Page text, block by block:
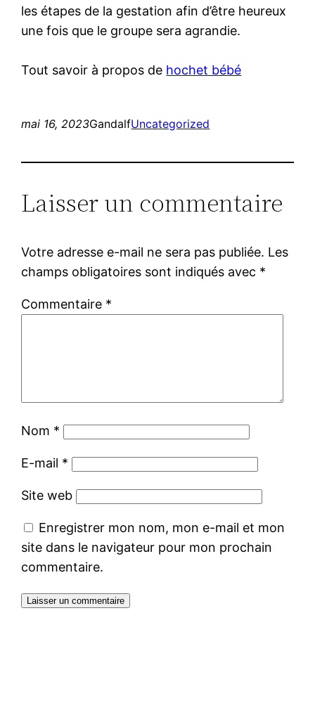
les étapes de la gestation afin d’être heureux
une fois que le groupe sera agrandie.
Tout savoir à propos de hochet bébé
mai 16, 2023GandalfUncategorized
Laisser un commentaire
Votre adresse e-mail ne sera pas publiée. Les
champs obligatoires sont indiqués avec *
Commentaire *
Nom *
E-mail *
Site web
Enregistrer mon nom, mon e-mail et mon
site dans le navigateur pour mon prochain
commentaire.